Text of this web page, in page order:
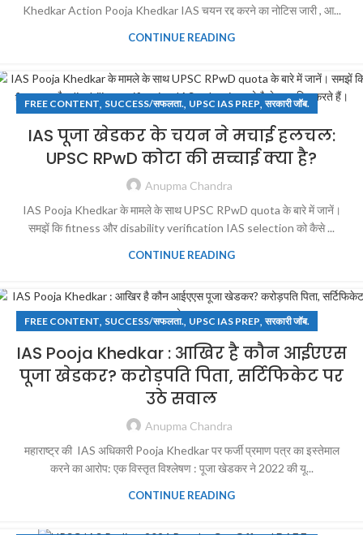
Khedkar Action Pooja Khedkar IAS चयन रद्द करने का नोटिस जारी , आ...
CONTINUE READING
FREE CONTENT, SUCCESS/सफलता., UPSC IAS PREP, सरकारी जॉब.
IAS पूजा खेडकर के चयन ने मचाई हलचल:
UPSC RPwD कोटा की सच्चाई क्या है?
Anupma Chandra
IAS Pooja Khedkar के मामले के साथ UPSC RPwD quota के बारे में जानें।
समझें कि fitness और disability verification IAS selection को कैसे ...
CONTINUE READING
FREE CONTENT, SUCCESS/सफलता., UPSC IAS PREP, सरकारी जॉब.
IAS Pooja Khedkar : आखिर है कौन आईएएस
पूजा खेडकर? करोड़पति पिता, सर्टिफिकेट पर
उठे सवाल
Anupma Chandra
महाराष्ट्र की IAS अधिकारी Pooja Khedkar पर फर्जी प्रमाण पत्र का इस्तेमाल
करने का आरोप: एक विस्तृत विश्लेषण : पूजा खेडकर ने 2022 की यू...
CONTINUE READING